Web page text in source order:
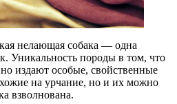
нелающая собака — одна
Уникальность породы в том, что
издают особые, свойственные
на урчание, но и их можно
взволнована.